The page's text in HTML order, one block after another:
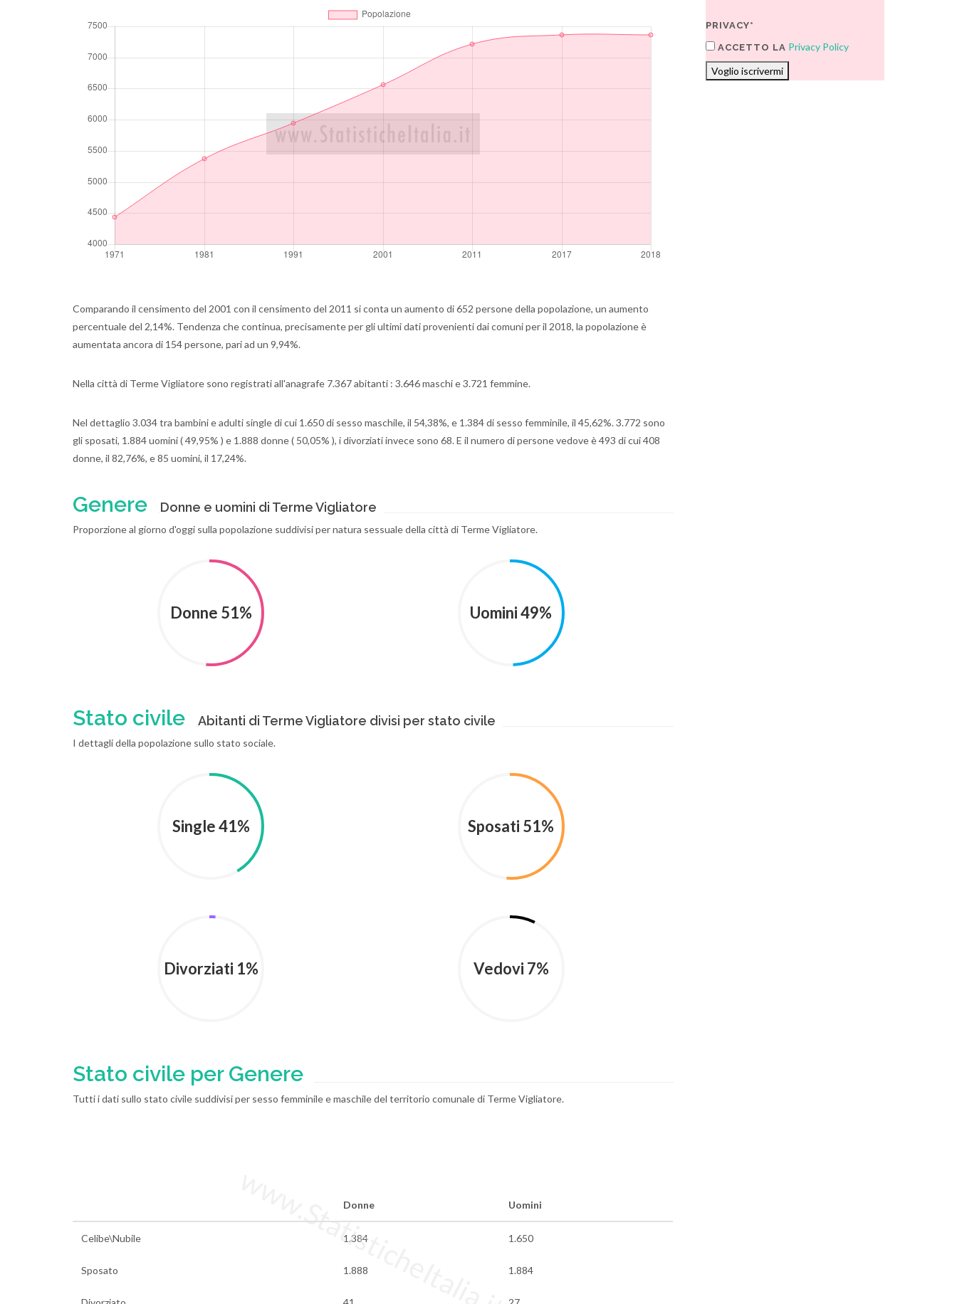
Comparando il censimento del 2001 con il censimento del 2011 si conta un aumento di 652 persone della popolazione, un aumento
percentuale del 2,14%. Tendenza che continua, precisamente per gli ultimi dati provenienti dai comuni per il 2018, la popolazione è
aumentata ancora di 154 persone, pari ad un 9,94%.
Nella città di Terme Vigliatore sono registrati all'anagrafe 7.367 abitanti : 3.646 maschi e 3.721 femmine.
Nel dettaglio 3.034 tra bambini e adulti single di cui 1.650 di sesso maschile, il 54,38%, e 1.384 di sesso femminile, il 45,62%. 3.772 sono
gli sposati, 1.884 uomini ( 49,95% ) e 1.888 donne ( 50,05% ), i divorziati invece sono 68. E il numero di persone vedove è 493 di cui 408
donne, il 82,76%, e 85 uomini, il 17,24%.
Genere Donne e uomini di Terme Vigliatore
Proporzione al giorno d'oggi sulla popolazione suddivisi per natura sessuale della città di Terme Vigliatore.
Donne 51% Uomini 49%
Stato civile Abitanti di Terme Vigliatore divisi per stato civile
I dettagli della popolazione sullo stato sociale.
Single 41% Sposati 51%
Divorziati 1% Vedovi 7%
Stato civile per Genere
Tutti i dati sullo stato civile suddivisi per sesso femminile e maschile del territorio comunale di Terme Vigliatore.
Donne Uomini
Celibe\Nubile 1.384 1.650
Sposato 1.888 1.884
www.StatisticheItalia.it
PRIVACY*
ACCETTO LA Privacy Policy
Voglio iscrivermi